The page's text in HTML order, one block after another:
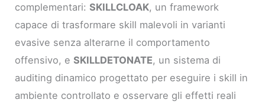
complementari:SKILLCLOAK, un framework
capace di trasformare skill malevoli in varianti
evasive senza alterarne il comportamento
offensivo, eSKILLDETONATE, un sistema di
auditing dinamico progettato per eseguire i skill in
ambiente controllato e osservare gli effetti reali